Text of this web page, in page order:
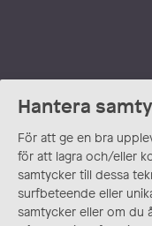
Hantera
För att ge en bra
för att lagra och/eller
samtycker till dessa
surfbeteende eller
samtycker eller om du